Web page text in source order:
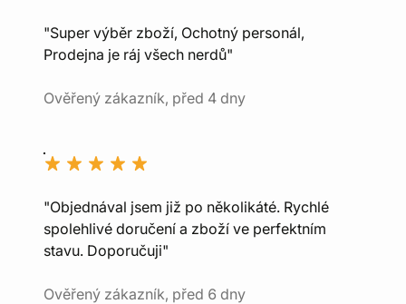
"Super výběr zboží, Ochotný personál,
Prodejna je ráj všech nerdů"
Ověřený zákazník, před 4 dny
"Objednával jsem již po několikáté. Rychlé
spolehlivé doručení a zboží ve perfektním
stavu. Doporučuji"
Ověřený zákazník, před 6 dny